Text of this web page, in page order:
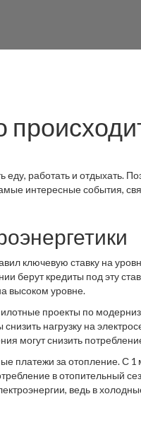
еду, работать и отдыхать.
интересные события,
ключевую ставку на
берут кредиты под эту
высоком уровне.
проекты по
нагрузку на
могут снизить
платежи за отопление. С 1
в отопительный
ведь в